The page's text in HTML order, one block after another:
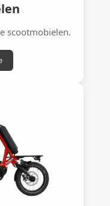
scootmobielen.